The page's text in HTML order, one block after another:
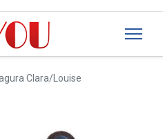
Clara/Louise